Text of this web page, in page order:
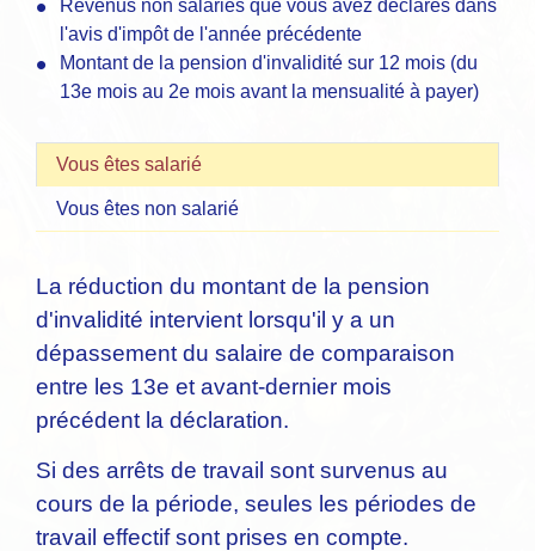
Revenus non salariés que vous avez déclarés dans
l'avis d'impôt de l'année précédente
Montant de la pension d'invalidité sur 12 mois (du
13e mois au 2e mois avant la mensualité à payer)
Vous êtes salarié
Vous êtes non salarié
La réduction du montant de la pension
d'invalidité intervient lorsqu'il y a un
dépassement du salaire de comparaison
entre les 13e et avant-dernier mois
précédent la déclaration.
Si des arrêts de travail sont survenus au
cours de la période, seules les périodes de
travail effectif sont prises en compte.